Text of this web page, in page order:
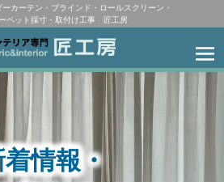
カーテン・ブラインド・ロールスクリーン・
ペット採寸・取付け工事 匠工房
情報・